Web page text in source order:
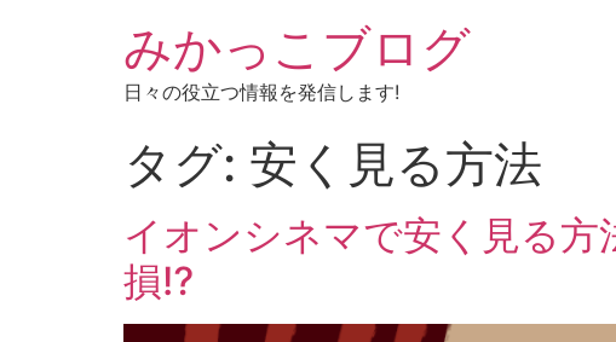
みかっこブログ
日々の役立つ情報を発信します!
タグ: 安く見る方法
イオンシネマで安く見る
損⁉